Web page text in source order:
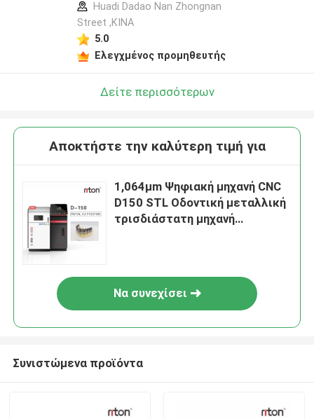
Huadi Dadao Nan Zhongnan
Street ,ΚΙΝΑ
5.0
Ελεγχμένος προμηθευτής
Δείτε περισσότερων
Αποκτήστε την καλύτερη τιμή για
1,064μm Ψηφιακή μηχανή CNC
D150 STL Οδοντική μεταλλική
τρισδιάστατη μηχανή
Να συνεχίσει
Συνιστώμενα προϊόντα